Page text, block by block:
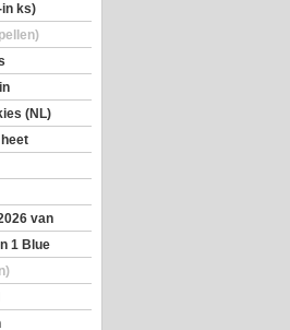
ks)
(NL)
van
1 Blue